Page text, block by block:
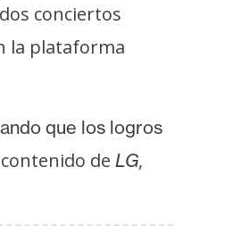
conciertos
la plataforma
que los logros
de LG,